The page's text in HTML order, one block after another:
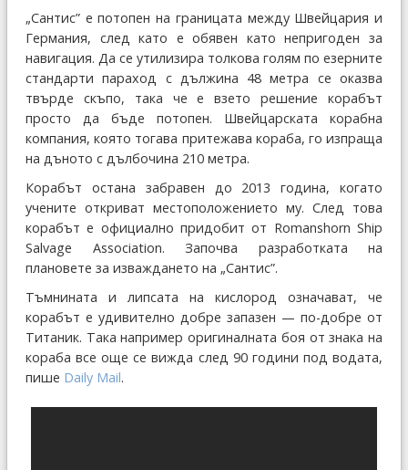
„Сантис” е потопен на границата между Швейцария и
Германия, след като е обявен като непригоден за
навигация. Да се утилизира толкова голям по езерните
стандарти параход с дължина 48 метра се оказва
твърде скъпо, така че е взето решение корабът
просто да бъде потопен. Швейцарската корабна
компания, която тогава притежава кораба, го изпраща
на дъното с дълбочина 210 метра.
Корабът остана забравен до 2013 година, когато
учените откриват местоположението му. След това
корабът е официално придобит от Romanshorn Ship
Salvage Association. Започва разработката на
плановете за изваждането на „Сантис”.
Тъмнината и липсата на кислород означават, че
корабът е удивително добре запазен — по-добре от
Титаник. Така например оригиналната боя от знака на
кораба все още се вижда след 90 години под водата,
пише Daily Mail.